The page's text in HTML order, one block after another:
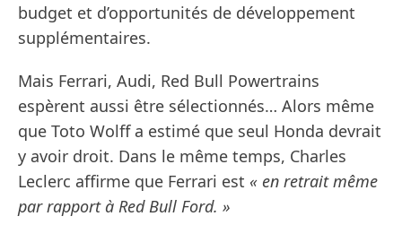
budget et d’opportunités de développement
supplémentaires.
Mais Ferrari, Audi, Red Bull Powertrains
espèrent aussi être sélectionnés… Alors même
que Toto Wolff a estimé que seul Honda devrait
y avoir droit. Dans le même temps, Charles
Leclerc affirme que Ferrari est « en retrait même
par rapport à Red Bull Ford. »